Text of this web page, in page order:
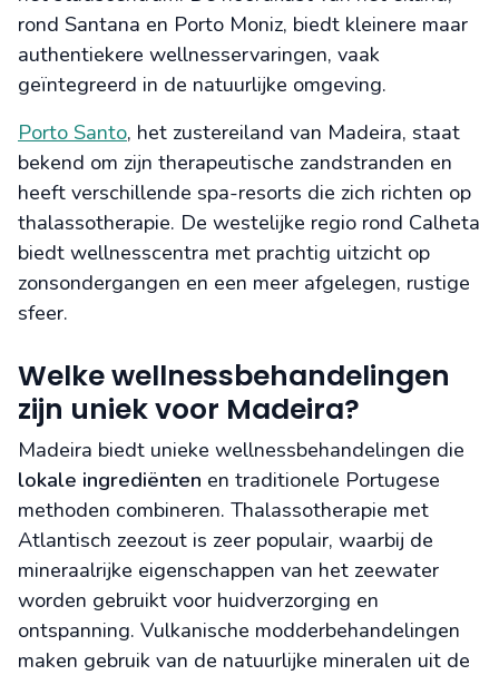
rond Santana en Porto Moniz, biedt kleinere maar
authentiekere wellnesservaringen, vaak
geïntegreerd in de natuurlijke omgeving.
Porto Santo, het zustereiland van Madeira, staat
bekend om zijn therapeutische zandstranden en
heeft verschillende spa-resorts die zich richten op
thalassotherapie. De westelijke regio rond Calheta
biedt wellnesscentra met prachtig uitzicht op
zonsondergangen en een meer afgelegen, rustige
sfeer.
Welke wellnessbehandelingen
zijn uniek voor Madeira?
Madeira biedt unieke wellnessbehandelingen die
lokale ingrediënten en traditionele Portugese
methoden combineren. Thalassotherapie met
Atlantisch zeezout is zeer populair, waarbij de
mineraalrijke eigenschappen van het zeewater
worden gebruikt voor huidverzorging en
ontspanning. Vulkanische modderbehandelingen
maken gebruik van de natuurlijke mineralen uit de